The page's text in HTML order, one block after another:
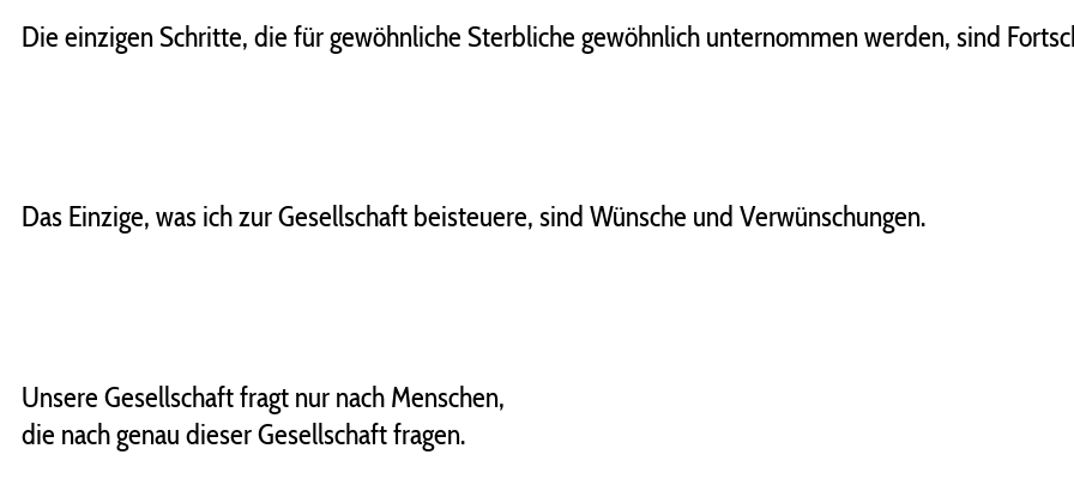
Die einzigen Schritte, die für gewöhnliche Sterbliche gewöhnlich unternommen werden, sind
Das Einzige, was ich zur Gesellschaft beisteuere, sind Wünsche und Verwünschungen.
Unsere Gesellschaft fragt nur nach Menschen,
die nach genau dieser Gesellschaft fragen.